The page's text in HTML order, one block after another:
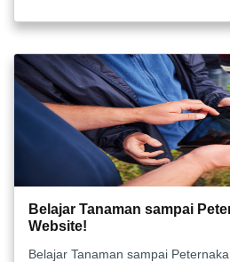
Belajar Tanaman sampai
Website!
Belajar Tanaman sampai